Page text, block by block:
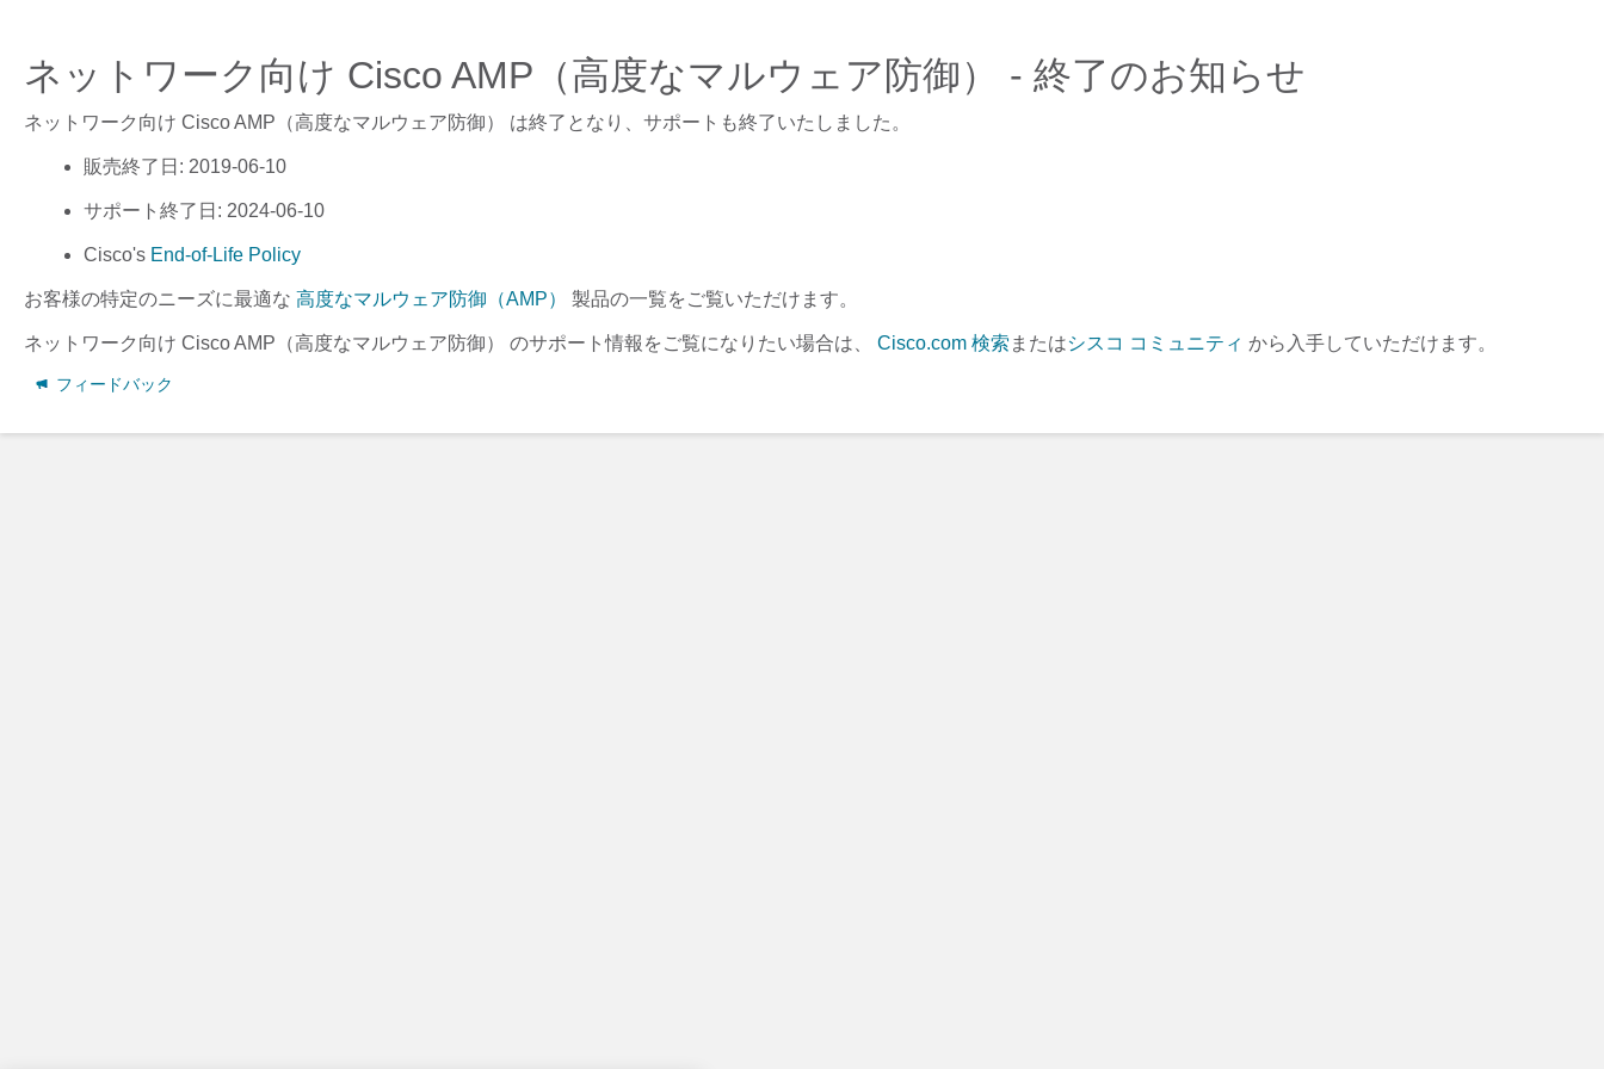
ネットワーク向け Cisco AMP（高度なマルウェア防御） - 終了のお知らせ
ネットワーク向け Cisco AMP（高度なマルウェア防御） は終了となり、サポートも終了いたしました。
販売終了日 : 2019-06-10
サポート終了日 : 2024-06-10
Cisco's End-of-Life Policy
お客様の特定のニーズに最適な 高度なマルウェア防御（AMP） 製品の一覧をご覧いただけます。
ネットワーク向け Cisco AMP（高度なマルウェア防御） のサポート情報をご覧になりたい場合は、 Cisco.com 検索 またはシスコ コミュニティ から入手していただけます。
フィードバック